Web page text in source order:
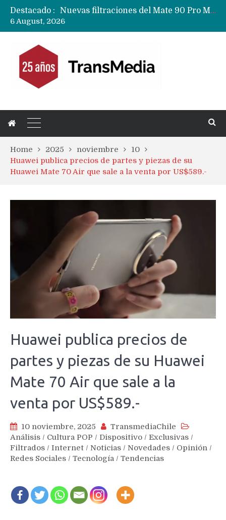
Destacado :
Google acaba definitivamente el truco para pagar con NFC en celulares Xiaomi, Oppo, Vivo y Huawei con ROM china
6 August, 2026
Home 2025 noviembre
10
Huawei publica precios de partes y piezas de su
Huawei Mate 70 Air que sale a la venta por US$589.-
Huawei publica precios de
partes y piezas de su Huawei
Mate 70 Air que sale a la
venta por US$589.-
10 noviembre, 2025
TransmediaChile
Análisis / Cultura POP / Dispositivo / Exclusivas /
Filtrados / Internet / Noticias / Novedades / Opinión /
Redes Sociales / Tecnología / Tendencias